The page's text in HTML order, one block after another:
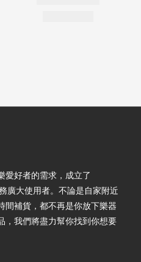
愛好者的需求，成立了
廣大使用者。不論是自家附近
間補貨，都不再是你放下樂器
，我們將盡力幫你找到你想要